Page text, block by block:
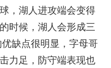
，湖人进攻端会变得
时候，湖人会形成三
缺点很明显，字母哥
力足，防守端表现也